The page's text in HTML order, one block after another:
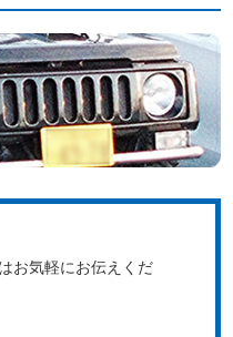
お気軽にお伝えくだ